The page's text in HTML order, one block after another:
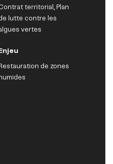
territorial, Plan
lutte contre les
vertes
Enjeu
Restauration de zones
humides